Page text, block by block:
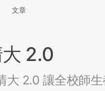
文章
2.0
大 2.0 讓全校師